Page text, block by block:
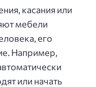
касания или
мебели
его
Например,
или начать